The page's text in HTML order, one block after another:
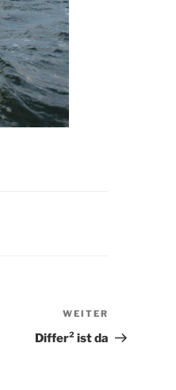
Beitrag
WEITER
Differ² ist da